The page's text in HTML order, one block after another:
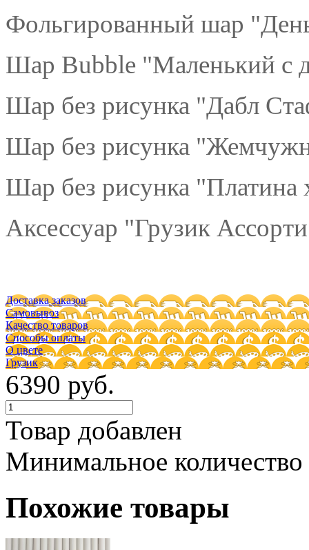
Фольгированный шар
Шар Bubble "Маленький с
Шар без рисунка "Дабл
Шар без рисунка
Шар без рисунка "Платина
Аксессуар "Грузик
Доставка заказов
Самовывоз
Качество товаров
Способы оплаты
О цвете
Грузик
6390 руб.
Товар добавлен
Минимальное
Похожие товары